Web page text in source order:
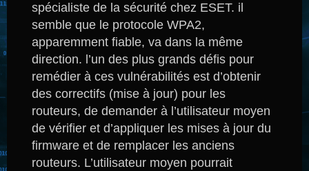
spécialiste de la sécurité chez ESET. il
semble que le protocole WPA2,
apparemment fiable, va dans la même
direction. l’un des plus grands défis pour
remédier à ces vulnérabilités est d’obtenir
des correctifs (mise à jour) pour les
routeurs, de demander à l’utilisateur moyen
de vérifier et d’appliquer les mises à jour du
firmware et de remplacer les anciens
routeurs. L’utilisateur moyen pourrait